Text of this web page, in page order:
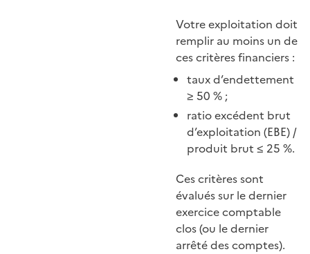
Votre exploitation doit
remplir au moins un de
ces critères financiers :
taux d’endettement
≥ 50 % ;
ratio excédent brut
d’exploitation (EBE) /
produit brut ≤ 25 %.
Ces critères sont
évalués sur le dernier
exercice comptable
clos (ou le dernier
arrêté des comptes).